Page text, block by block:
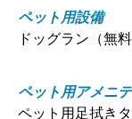
ペット用設備
ドッグラン（無
ペット用アメニ
ペット用足拭き